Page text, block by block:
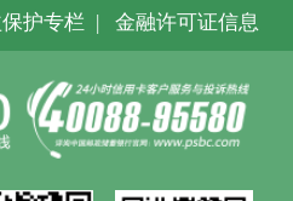
护专栏 金融许可证信息